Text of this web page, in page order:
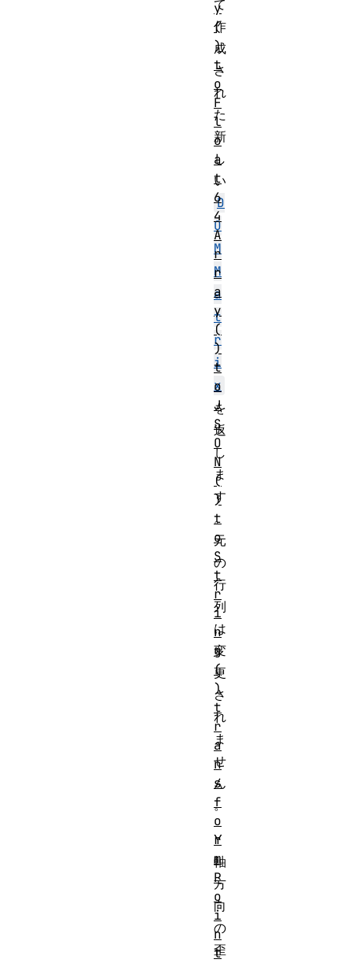
て
作
成
さ
れ
た
新
し
い
D
O
M
M
a
t
r
i
x
を
返
し
ま
す
。
元
の
行
列
は
変
更
さ
れ
ま
せ
ん
。
Y
軸
方
向
の
歪
y
(
)
t
o
F
l
o
a
t
6
4
A
r
r
a
y
(
)
t
o
J
S
O
N
(
)
t
o
S
t
r
i
n
g
(
)
t
r
a
n
s
f
o
r
m
P
o
i
n
t